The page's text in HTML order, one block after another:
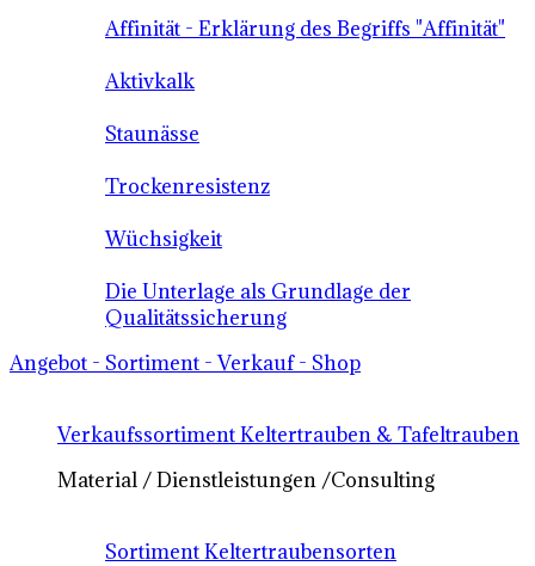
Affinität - Erklärung des Begriffs "Affinität"
Aktivkalk
Staunässe
Trockenresistenz
Wüchsigkeit
Die Unterlage als Grundlage der
Qualitätssicherung
Angebot - Sortiment - Verkauf - Shop
Verkaufssortiment Keltertrauben & Tafeltrauben
Material / Dienstleistungen /Consulting
Sortiment Keltertraubensorten